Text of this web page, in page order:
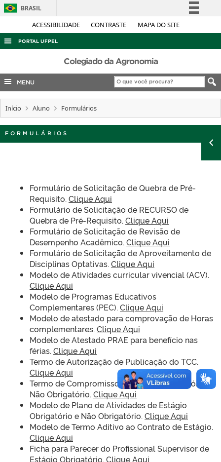
ACESSIBILIDADE CONTRASTE MAPA DO SITE
BRASIL
Simplifique!
Legislação
Canais
PORTAL UFPEL
ACESSO À INFORMAÇÃO
AUDITORIA
COBALTO
CONCURSOS
EDITAIS
INTERNACIONAL
TELEFONES
Colegiado da Agronomia
MENU
Início Aluno Formulários
FORMULÁRIOS
Formulário de Solicitação de Quebra de Pré-
Requisito. Clique Aqui
Formulário de Solicitação de RECURSO de
Quebra de Pré-Requisito. Clique Aqui
Formulário de Solicitação de Revisão de
Desempenho Acadêmico. Clique Aqui
Formulário de Solicitação de Aproveitamento de
Disciplinas Optativas. Clique Aqui
Modelo de Atividades curricular vivencial (ACV).
Clique Aqui
Modelo de Programas Educativos
Complementares (PEC). Clique Aqui
Modelo de atestado para comprovação de Horas
complementares. Clique Aqui
Modelo de Atestado PRAE para benefício nas
férias. Clique Aqui
Termo de Autorização de Publicação do TCC.
Clique Aqui
Termo de Compromisso de Estágio Obrigatório e
Não Obrigatório. Clique Aqui
Modelo de Plano de Atividades de Estágio
Obrigatório e Não Obrigatório. Clique Aqui
Modelo de Termo Aditivo ao Contrato de Estágio.
Clique Aqui
Ficha para Parecer do Profissional Supervisor de
Estágio Obrigatório. Clique Aqui